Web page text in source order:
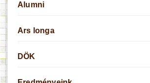
Alumni
Ars longa
DÖK